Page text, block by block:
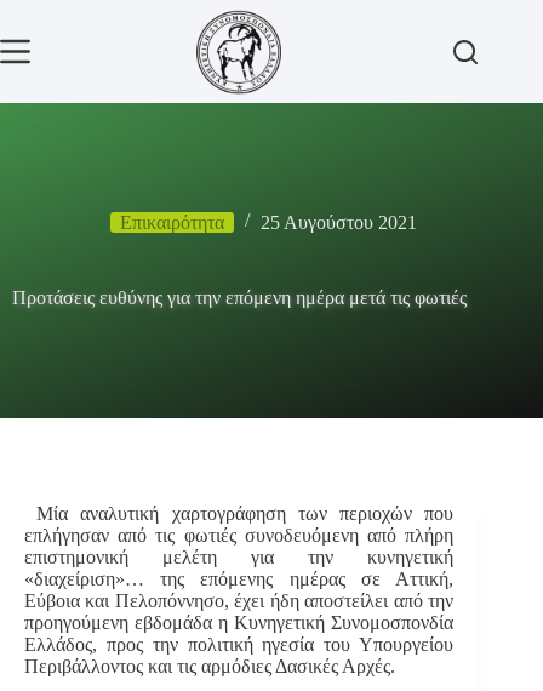
περιεχόμενο
Επικαιρότητα 25 Αυγούστου 2021
Προτάσεις ευθύνης για την επόμενη ημέρα μετά τις φωτιές
Μία αναλυτική χαρτογράφηση των περιοχών που
επλήγησαν από τις φωτιές συνοδευόμενη από πλήρη
επιστημονική μελέτη για την κυνηγετική
«διαχείριση»… της επόμενης ημέρας σε Αττική,
Εύβοια και Πελοπόννησο, έχει ήδη αποστείλει από την
προηγούμενη εβδομάδα η Κυνηγετική Συνομοσπονδία
Ελλάδος, προς την πολιτική ηγεσία του Υπουργείου
Περιβάλλοντος και τις αρμόδιες Δασικές Αρχές.